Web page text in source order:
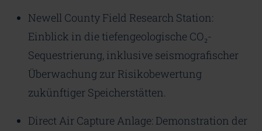
Newell County Field Research Station:
Einblick in die tiefengeologische CO₂-
Sequestrierung, inklusive seismografischer
Überwachung zur Risikobewertung
zukünftiger Speicherstätten.
Direct Air Capture Anlage: Demonstration der